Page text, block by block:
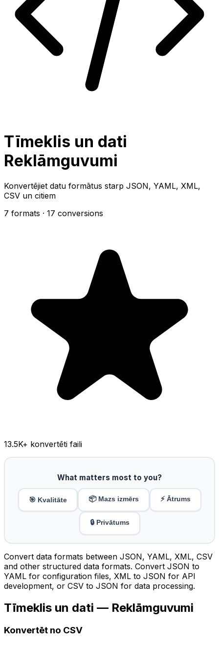
Tīmeklis un dati
Reklāmguvumi
Konvertējiet datu formātus starp JSON, YAML, XML,
CSV un citiem
7 formats · 17 conversions
13.5K+ konvertēti faili
What matters most to you?
🎯 Kvalitāte 📦 Mazs izmērs ⚡ Ātrums
🔒 Privātums
Convert data formats between JSON, YAML, XML, CSV
and other structured data formats. Convert JSON to
YAML for configuration files, XML to JSON for API
development, or CSV to JSON for data processing.
Tīmeklis un dati — Reklāmguvumi
Konvertēt no CSV